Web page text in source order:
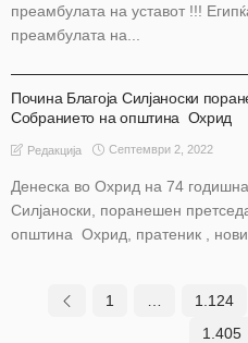
преамбулата на уставот !!!
преамбулата на...
Почина Благоја Силјаноски
Собранието на општина Охрид
Редакција Септември 2, 2022
Денеска во Охрид на 74
Силјаноски, поранешен
општина Охрид, пратеник ,
1 1.124
1.405